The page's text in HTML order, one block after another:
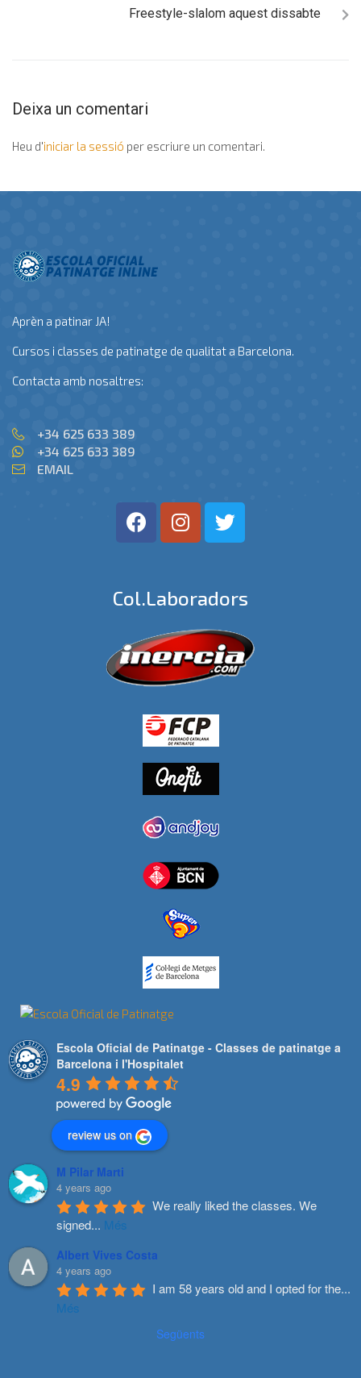
Freestyle-slalom aquest dissabte
Deixa un comentari
Heu d'iniciar la sessió per escriure un comentari.
Aprèn a patinar JA!
Cursos i classes de patinatge de qualitat a Barcelona.
Contacta amb nosaltres:
+34 625 633 389
+34 625 633 389
EMAIL
Col.laboradors
Escola Oficial de Patinatge - Classes de patinatge a
Barcelona i l'Hospitalet
4.9
review us on
M Pilar Marti
4 years ago
We really liked the classes. We
signed... Més
Albert Vives Costa
4 years ago
I am 58 years old and I opted for the...
Més
Següents